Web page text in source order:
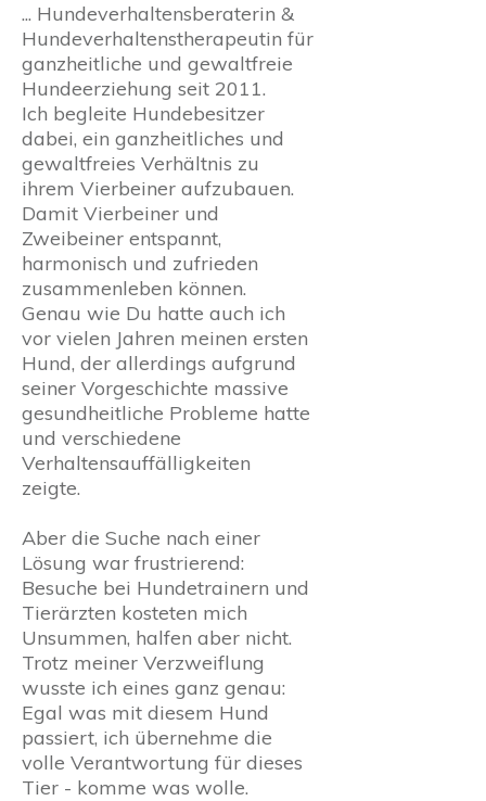
... Hundeverhaltensberaterin &
Hundeverhaltenstherapeutin für
ganzheitliche und gewaltfreie
Hundeerziehung seit 2011.
Ich begleite Hundebesitzer
dabei, ein ganzheitliches und
gewaltfreies Verhältnis zu
ihrem Vierbeiner aufzubauen.
Damit Vierbeiner und
Zweibeiner entspannt,
harmonisch und zufrieden
zusammenleben können.
Genau wie Du hatte auch ich
vor vielen Jahren meinen ersten
Hund, der allerdings aufgrund
seiner Vorgeschichte massive
gesundheitliche Probleme hatte
und verschiedene
Verhaltensauffälligkeiten
zeigte.
Aber die Suche nach einer
Lösung war frustrierend:
Besuche bei Hundetrainern und
Tierärzten kosteten mich
Unsummen, halfen aber nicht.
Trotz meiner Verzweiflung
wusste ich eines ganz genau:
Egal was mit diesem Hund
passiert, ich übernehme die
volle Verantwortung für dieses
Tier - komme was wolle.